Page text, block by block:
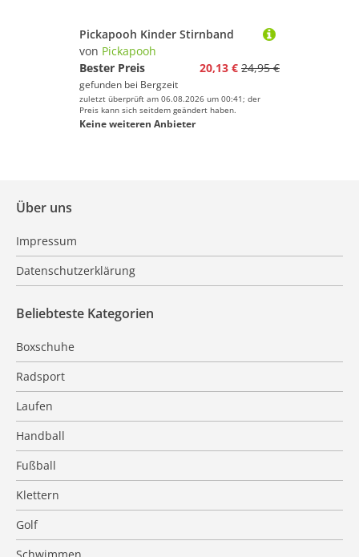
Pickapooh Kinder Stirnband
von Pickapooh
Bester Preis
20,13 € 24,95 €
gefunden bei Bergzeit
zuletzt überprüft am 06.08.2026 um 00:41; der
Preis kann sich seitdem geändert haben.
Keine weiteren Anbieter
Über uns
Impressum
Datenschutzerklärung
Beliebteste Kategorien
Boxschuhe
Radsport
Laufen
Handball
Fußball
Klettern
Golf